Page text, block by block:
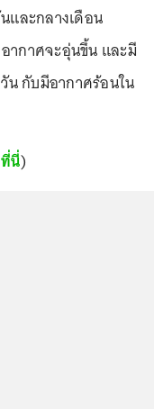
และกลางเดือน
กาศจะอุ่นขึ้น และมี
น กับมีอากาศร้อนใน
นี่)